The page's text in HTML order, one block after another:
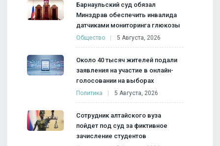
Барнаульский суд обязал
Минздрав обеспечить инвалида
датчиками мониторинга глюкозы
Общество 5 Августа, 2026
Около 40 тысяч жителей подали
заявления на участие в онлайн-
голосовании на выборах
Политика 5 Августа, 2026
Сотрудник алтайского вуза
пойдет под суд за фиктивное
зачисление студентов